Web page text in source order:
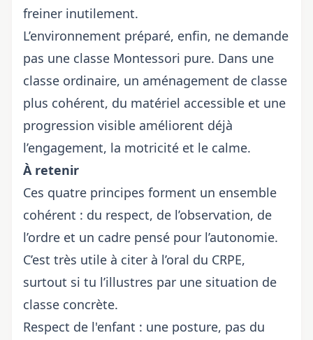
freiner inutilement.
L’environnement préparé, enfin, ne demande
pas une classe Montessori pure. Dans une
classe ordinaire, un aménagement de classe
plus cohérent, du matériel accessible et une
progression visible améliorent déjà
l’engagement, la motricité et le calme.
À retenir
Ces quatre principes forment un ensemble
cohérent : du respect, de l’observation, de
l’ordre et un cadre pensé pour l’autonomie.
C’est très utile à citer à l’oral du CRPE,
surtout si tu l’illustres par une situation de
classe concrète.
Respect de l'enfant : une posture, pas du